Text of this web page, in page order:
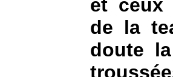
et ceux
de la
doute